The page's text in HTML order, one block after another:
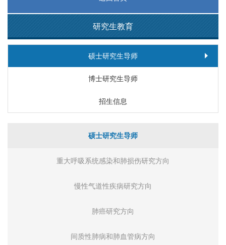
研究生教育
硕士研究生导师
博士研究生导师
招生信息
硕士研究生导师
重大呼吸系统感染和肺损伤研究方向
慢性气道性疾病研究方向
肺癌研究方向
间质性肺病和肺血管病方向